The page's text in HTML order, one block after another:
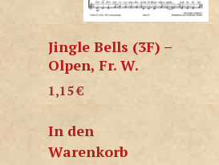
Jingle Bells (3F) –
Olpen, Fr. W.
1,15€
In den
Warenkorb